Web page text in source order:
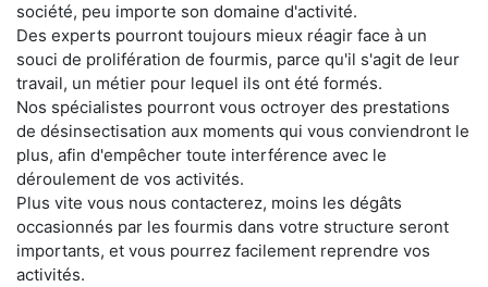
société, peu importe son domaine d'activité.
Des experts pourront toujours mieux réagir face à un
souci de prolifération de fourmis, parce qu'il s'agit de leur
travail, un métier pour lequel ils ont été formés.
Nos spécialistes pourront vous octroyer des prestations
de désinsectisation aux moments qui vous conviendront le
plus, afin d'empêcher toute interférence avec le
déroulement de vos activités.
Plus vite vous nous contacterez, moins les dégâts
occasionnés par les fourmis dans votre structure seront
importants, et vous pourrez facilement reprendre vos
activités.